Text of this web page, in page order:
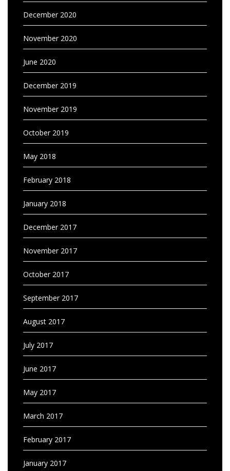
December 2020
November 2020
June 2020
December 2019
November 2019
October 2019
May 2018
February 2018
January 2018
December 2017
November 2017
October 2017
September 2017
August 2017
July 2017
June 2017
May 2017
March 2017
February 2017
January 2017